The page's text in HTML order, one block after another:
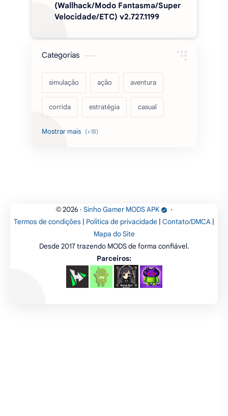
(Wallhack/Modo Fantasma/Super
Velocidade/ETC) v2.727.1199
Categorias
simulação ação aventura
corrida estratégia casual
acarde esportes
luta educação
desenho
artes
© 2026 ‧ Sinho Gamer MODS APK
‧
Termos de condições | Política de privacidade | Contato/DMCA |
Mapa do Site
Desde 2017 trazendo MODS de forma confiável.
Parceiros: